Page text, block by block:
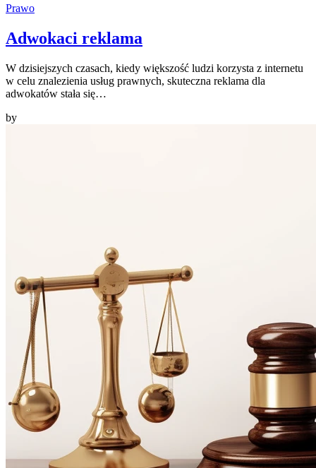
Prawo
Adwokaci reklama
W dzisiejszych czasach, kiedy większość ludzi korzysta z internetu
w celu znalezienia usług prawnych, skuteczna reklama dla
adwokatów stała się…
by